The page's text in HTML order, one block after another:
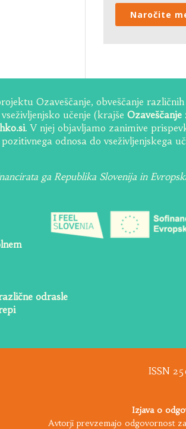
Naročite
Ozaveščanje, obveščanje različnih
učenje (krajše Ozaveščanje
. V njej objavljamo zanimive
odnosa do vseživljenjskega
ga Republika Slovenija in
odrasle
ISSN
Izjava o
Avtorji prevzemajo odgovornost